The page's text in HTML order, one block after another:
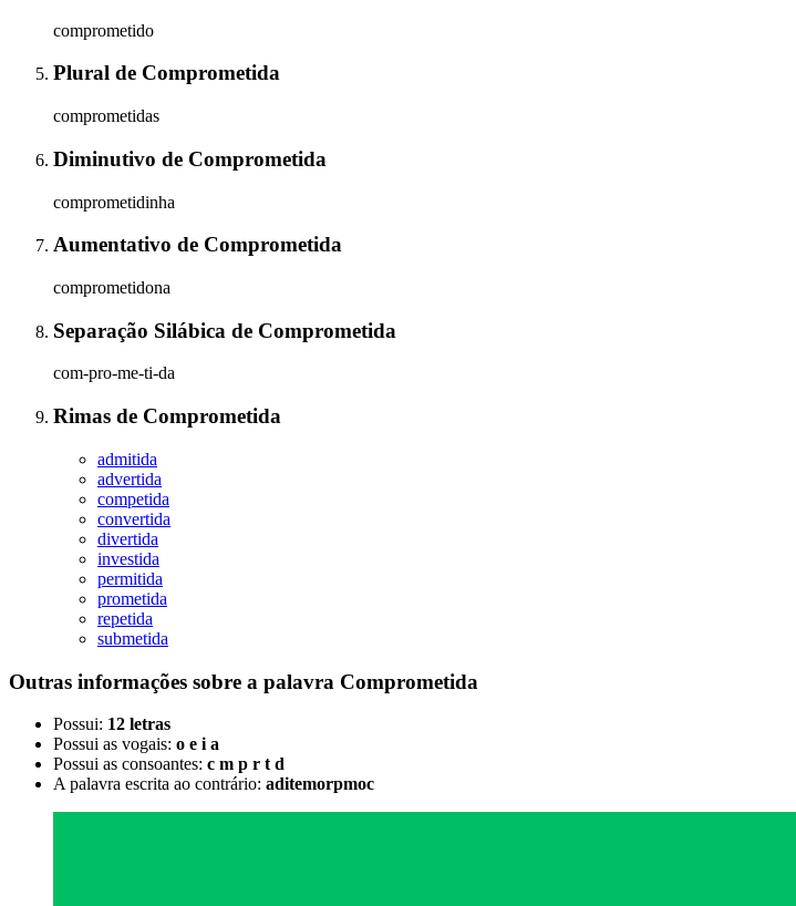
comprometido
Plural de Comprometida
comprometidas
Diminutivo de Comprometida
comprometidinha
Aumentativo de Comprometida
comprometidona
Separação Silábica de Comprometida
com-pro-me-ti-da
Rimas de Comprometida
admitida
advertida
competida
convertida
divertida
investida
permitida
prometida
repetida
submetida
Outras informações sobre a palavra Comprometida
Possui: 12 letras
Possui as vogais: o e i a
Possui as consoantes: c m p r t d
A palavra escrita ao contrário: aditemorpmoc